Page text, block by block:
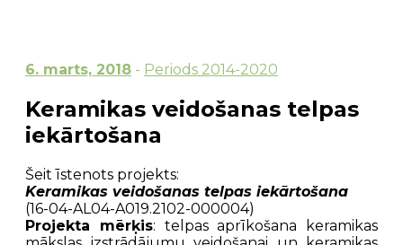
6. marts, 2018 - Periods 2014-2020
Keramikas veidošanas telpas
iekārtošana
Šeit īstenots projekts:
Keramikas veidošanas telpas iekārtošana
(16-04-AL04-A019.2102-000004)
Projekta mērķis: telpas aprīkošana keramikas